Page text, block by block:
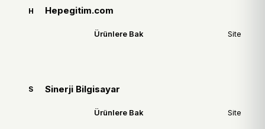
H Hepegitim.com
Ürünlere Bak Site
S Sinerji Bilgisayar
Ürünlere Bak Site